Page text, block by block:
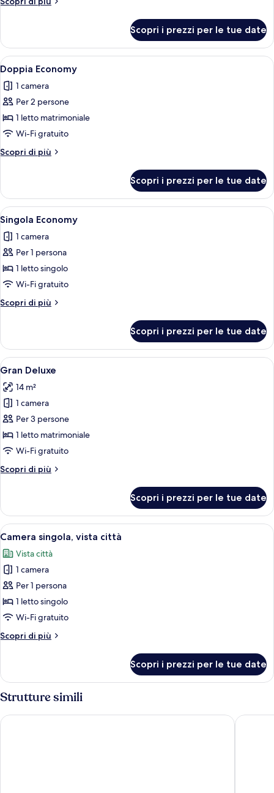
(Quintuple
habitaciones
comunicadas)
familiare
(Quintuple
2
habitaciones
comunicadas)
Scopri i prezzi per le tue date
Apri
tutte
le
foto
per
Doppia
Economy
Una camera d'albergo con un letto,
5
Doppia Economy
1 camera
Per 2 persone
1 letto matrimoniale
Wi-Fi gratuito
Scopri di più
Altri
Economy
Scopri i prezzi per le tue date
Apri
tutte
le
foto
per
Singola
Economy
Un lavabo con uno specchio, un
4
Singola Economy
1 camera
Per 1 persona
1 letto singolo
Wi-Fi gratuito
Scopri di più
Altri
Economy
Scopri i prezzi per le tue date
Apri
tutte
le
foto
per
Gran
Deluxe
Una camera d'albergo con un letto
6
Gran Deluxe
14 m²
1 camera
Per 3 persone
1 letto matrimoniale
Wi-Fi gratuito
Scopri di più
Altri
Deluxe
Scopri i prezzi per le tue date
Apri
tutte
le
foto
per
Camera
singola,
città
Un bagno con il water, un lavandino
7
Camera singola, vista città
Vista città
1 camera
Per 1 persona
1 letto singolo
Wi-Fi gratuito
Scopri di più
Altri
singola,
vista
città
Scopri i prezzi per le tue date
Strutture simili
Hostal El Carmen Smartr